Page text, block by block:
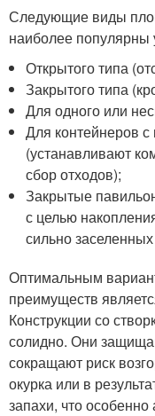
Следующие виды
наиболее популярны
Открытого типа
Закрытого типа
Для одного или
Для контейнеров с
(устанавливают
сбор отходов);
Закрытые
с целью
сильно
Оптимальным
преимуществ
Конструкции со
солидно. Они
сокращают риск
окурка или в
запахи, что особенно